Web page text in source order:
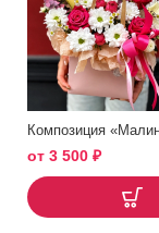
от 3 500 ₽